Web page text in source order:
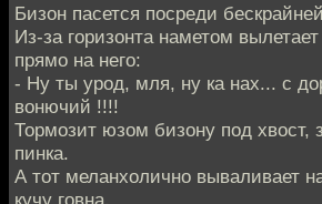
Бизон пасется посреди
Из-за горизонта наметом
прямо на него:
- Ну ты урод, мля, ну ка нах... с
вонючий !!!!
Тормозит юзом бизону под хвост,
пинка.
А тот меланхолично вываливает
кучу говна.